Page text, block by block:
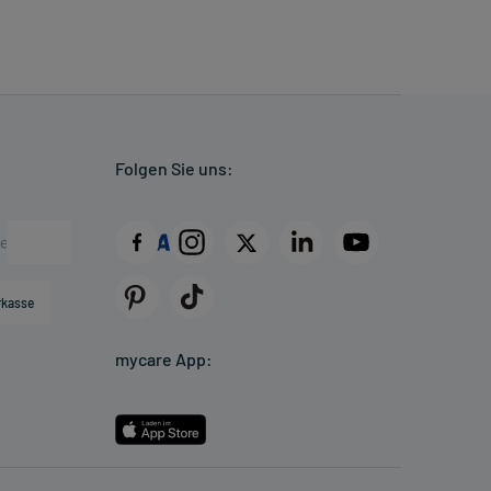
Folgen Sie uns:
mycare App: